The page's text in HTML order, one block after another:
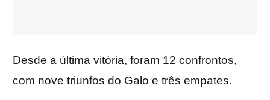
Desde a última vitória, foram 12 confrontos,
com nove triunfos do Galo e três empates.